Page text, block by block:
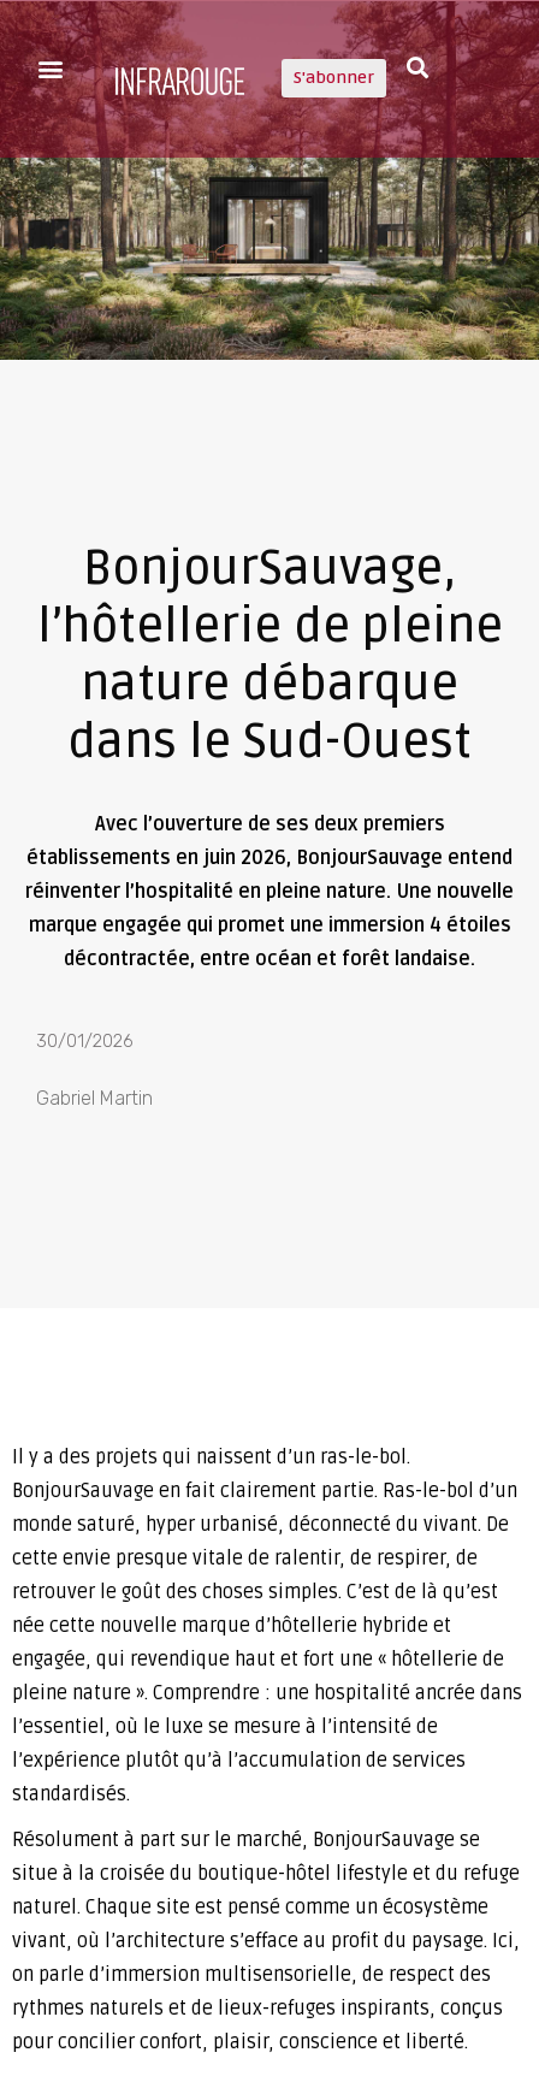
S'abonner
BonjourSauvage,
l’hôtellerie de pleine
nature débarque
dans le Sud-Ouest
Avec l’ouverture de ses deux premiers
établissements en juin 2026, BonjourSauvage entend
réinventer l’hospitalité en pleine nature. Une nouvelle
marque engagée qui promet une immersion 4 étoiles
décontractée, entre océan et forêt landaise.
30/01/2026
Gabriel Martin
Il y a des projets qui naissent d’un ras-le-bol.
BonjourSauvage en fait clairement partie. Ras-le-bol d’un
monde saturé, hyper urbanisé, déconnecté du vivant. De
cette envie presque vitale de ralentir, de respirer, de
retrouver le goût des choses simples. C’est de là qu’est
née cette nouvelle marque d’hôtellerie hybride et
engagée, qui revendique haut et fort une « hôtellerie de
pleine nature ». Comprendre : une hospitalité ancrée dans
l’essentiel, où le luxe se mesure à l’intensité de
l’expérience plutôt qu’à l’accumulation de services
standardisés.
Résolument à part sur le marché, BonjourSauvage se
situe à la croisée du boutique-hôtel lifestyle et du refuge
naturel. Chaque site est pensé comme un écosystème
vivant, où l’architecture s’efface au profit du paysage. Ici,
on parle d’immersion multisensorielle, de respect des
rythmes naturels et de lieux-refuges inspirants, conçus
pour concilier confort, plaisir, conscience et liberté.